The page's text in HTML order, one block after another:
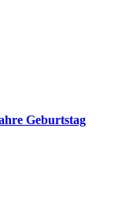
Geburtstag